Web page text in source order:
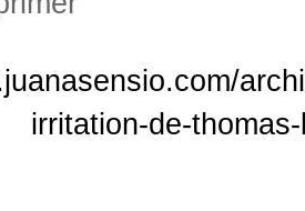
irritation-de-